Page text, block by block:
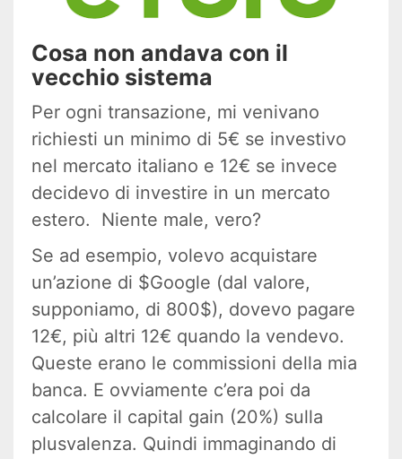
Cosa non andava con il
vecchio sistema
Per ogni transazione, mi venivano
richiesti un minimo di 5€ se investivo
nel mercato italiano e 12€ se invece
decidevo di investire in un mercato
estero. Niente male, vero?
Se ad esempio, volevo acquistare
un’azione di $Google (dal valore,
supponiamo, di 800$), dovevo pagare
12€, più altri 12€ quando la vendevo.
Queste erano le commissioni della mia
banca. E ovviamente c’era poi da
calcolare il capital gain (20%) sulla
plusvalenza. Quindi immaginando di